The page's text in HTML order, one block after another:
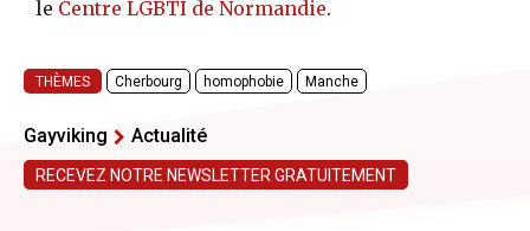
le Centre LGBTI de Normandie.
THÈMES Cherbourg homophobie Manche
Gayviking Actualité
RECEVEZ NOTRE NEWSLETTER GRATUITEMENT